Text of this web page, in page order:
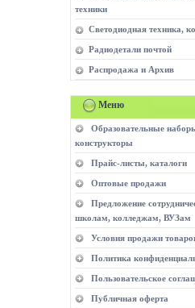
техники
Светодиодная техника,
Радиодетали почтой
Распродажа и Архив
Меню
Образовательные
конструкторы
Прайс-листы, каталоги
Оптовые продажи
Предложение
школам, колледжам, ВУЗам
Условия продажи
Политика
Пользовательское
Публичная оферта